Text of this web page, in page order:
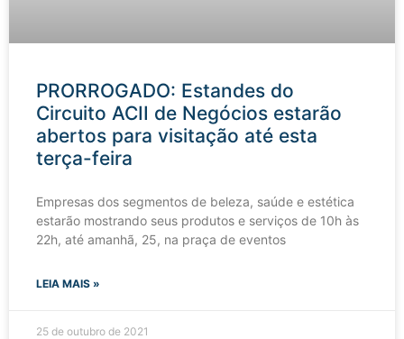
PRORROGADO: Estandes do
Circuito ACII de Negócios estarão
abertos para visitação até esta
terça-feira
Empresas dos segmentos de beleza, saúde e estética
estarão mostrando seus produtos e serviços de 10h às
22h, até amanhã, 25, na praça de eventos
LEIA MAIS »
25 de outubro de 2021